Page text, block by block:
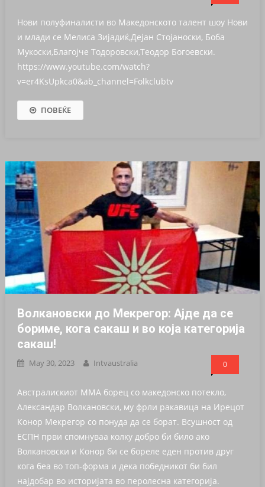
Нови полуфиналисти во Македонското талент шоу Нови
и млади се Мелиса Зијадиќ,Дејан Стојаноски, Боба
Мукоски,Благојче Тодоровски,Теодор Богоевски.
https://www.youtube.com/watch?
v=er4KsUpkca0&ab_channel=Folkclubtv
ПОВЕЌЕ
Волкановски до Мекрегор: Ајде да се
бориме, кога сакаш и во која категорија
сакаш!
May 30, 2023 Intvaustralia 0
Австралискиот ММА борец со македонско потекло,
Александар Волкановски, му фрли ракавица на Ирецот
Конор Мекрегор со понуда да се борат. Всушност од
ЕСПН први спомнуваа колку добро би било ако
Волкановски и Конор би се бореле еден против друг
кога беа во топ-форма и дека победникот би бил
најдобар во историјата во перолесна категорија.